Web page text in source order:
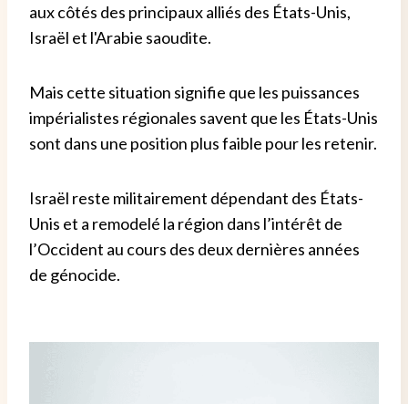
aux côtés des principaux alliés des États-Unis,
Israël et l'Arabie saoudite.
Mais cette situation signifie que les puissances
impérialistes régionales savent que les États-Unis
sont dans une position plus faible pour les retenir.
Israël reste militairement dépendant des États-
Unis et a remodelé la région dans l’intérêt de
l’Occident au cours des deux dernières années
de génocide.